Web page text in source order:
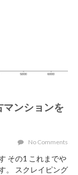
ンションを
No Comments
その1 これまでや
。 スクレイピング